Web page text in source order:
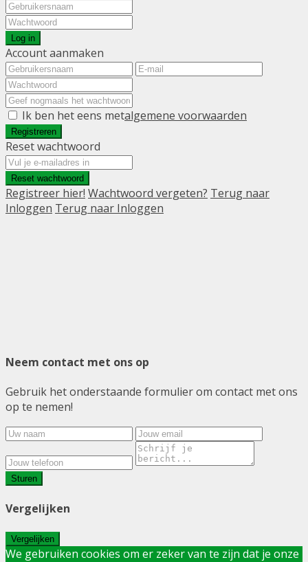
Log in
Account aanmaken
Ik ben het eens metalgemene voorwaarden
Registreren
Reset wachtwoord
Reset wachtwoord
Registreer hier! Wachtwoord vergeten? Terug naar
Inloggen Terug naar Inloggen
Neem contact met ons op
Gebruik het onderstaande formulier om contact met ons
op te nemen!
Sturen
Vergelijken
Vergelijken
We gebruiken cookies om er zeker van te zijn dat je onze